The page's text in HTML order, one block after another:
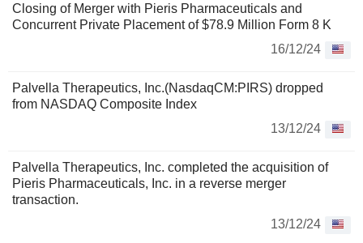
Closing of Merger with Pieris Pharmaceuticals and
Concurrent Private Placement of $78.9 Million Form 8 K
16/12/24
Palvella Therapeutics, Inc.(NasdaqCM:PIRS) dropped
from NASDAQ Composite Index
13/12/24
Palvella Therapeutics, Inc. completed the acquisition of
Pieris Pharmaceuticals, Inc. in a reverse merger
transaction.
13/12/24